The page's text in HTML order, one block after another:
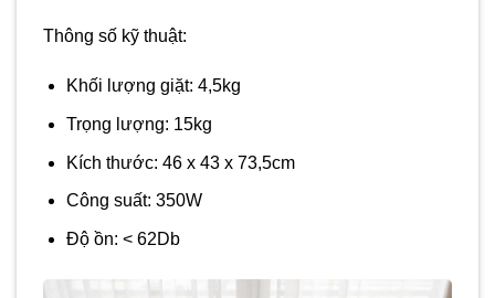
Thông số kỹ thuật:
Khối lượng giặt: 4,5kg
Trọng lượng: 15kg
Kích thước: 46 x 43 x 73,5cm
Công suất: 350W
Độ ồn: < 62Db